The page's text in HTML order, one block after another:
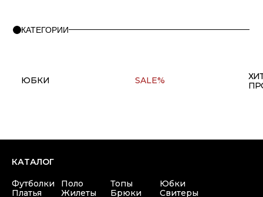
Copyright © 2025 at one's ease